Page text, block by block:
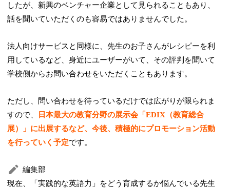
したが、新興のベンチャー企業として見られることもあり、
話を聞いていただくのも容易ではありませんでした。
法人向けサービスと同様に、先生のお子さんがレシピーを利
用しているなど、身近にユーザーがいて、その評判を聞いて
学校側からお問い合わせをいただくこともあります。
ただし、問い合わせを待っているだけでは広がりが限られま
すので、
日本最大の教育分野の展示会「EDIX（教育総合
展）」に出展するなど、今後、積極的にプロモーション活動
を行っていく予定です。
編集部
現在、「実践的な英語力」をどう育成するか悩んでいる先生